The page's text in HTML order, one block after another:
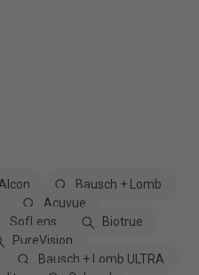
Alcon
Bausch + Lomb
Acuvue
SofLens
Biotrue
PureVision
Bausch + Lomb ULTRA